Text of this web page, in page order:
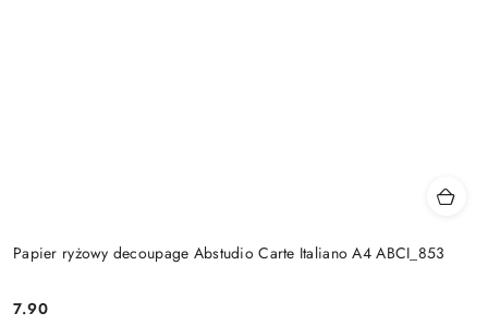
Papier ryżowy decoupage Abstudio Carte Italiano A4 ABCI_853
Cena:
7.90